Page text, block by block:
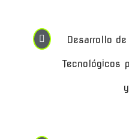
 Desarrollo
Tecnológicos